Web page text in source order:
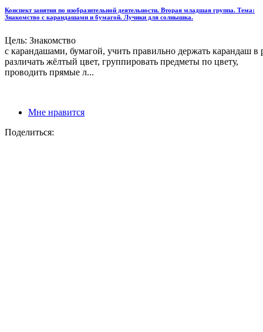
Конспект занятия по изобразительной деятельности. Вторая младшая группа. Тема:
Знакомство с карандашами и бумагой. Лучики для солнышка.
Цель: Знакомство
с карандашами, бумагой, учить правильно держать карандаш в
различать жёлтый цвет, группировать предметы по цвету,
проводить прямые л...
Мне нравится
Поделиться: